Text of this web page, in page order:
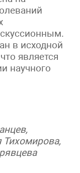
в исходной
является
научного
Тихомирова,